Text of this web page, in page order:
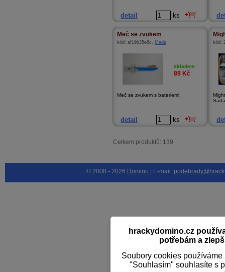
detail ks
Meč se zvukem
kód: af19b35e6c , Made
skladem
89 Kč
Meč se zvukem s bateriemi.
detail ks
kód:
Celkem produktů: 139
hrackydomino.cz
potřebám a
Soubory cookies
"Souhlasím" souhlasíte s
© 2008 - 2026 Domino | E-mail: